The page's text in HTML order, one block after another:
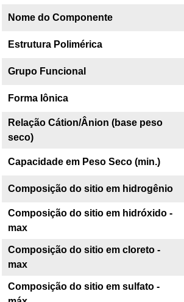
Nome do Componente
Estrutura Polimérica
Grupo Funcional
Forma Iônica
Relação Cátion/Ânion (base peso
seco)
Capacidade em Peso Seco (min.)
Composição do sitio em hidrogênio
Composição do sitio em hidróxido -
max
Composição do sitio em cloreto -
max
Composição do sitio em sulfato -